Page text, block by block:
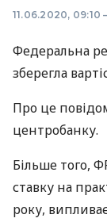
11.06.2020, 09:10
Федеральна
зберегла
Про це
центробанку.
Більше того,
ставку на
року,